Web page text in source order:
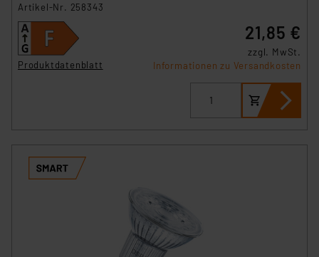
Artikel-Nr. 258343
Produktdatenblatt
21,85 €
zzgl. MwSt.
Informationen zu Versandkosten